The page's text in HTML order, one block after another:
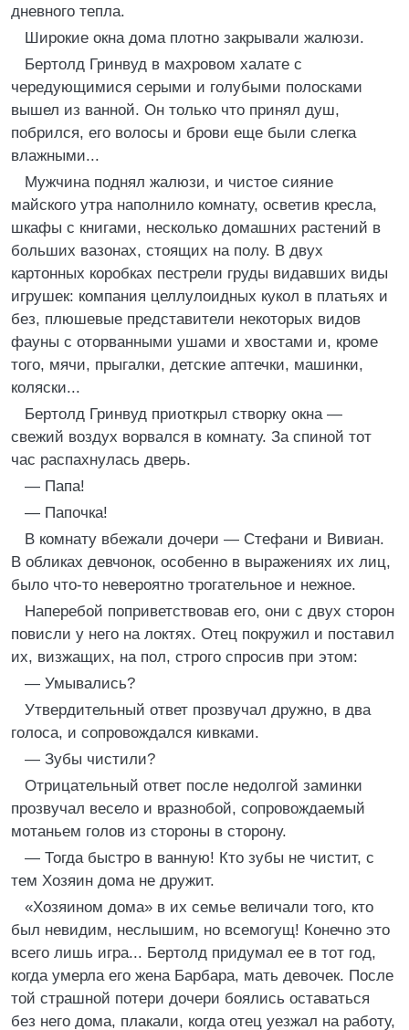
дневного тепла.
Широкие окна дома плотно закрывали жалюзи.
Бертолд Гринвуд в махровом халате с
чередующимися серыми и голубыми полосками
вышел из ванной. Он только что принял душ,
побрился, его волосы и брови еще были слегка
влажными...
Мужчина поднял жалюзи, и чистое сияние
майского утра наполнило комнату, осветив кресла,
шкафы с книгами, несколько домашних растений в
больших вазонах, стоящих на полу. В двух
картонных коробках пестрели груды видавших виды
игрушек: компания целлулоидных кукол в платьях и
без, плюшевые представители некоторых видов
фауны с оторванными ушами и хвостами и, кроме
того, мячи, прыгалки, детские аптечки, машинки,
коляски...
Бертолд Гринвуд приоткрыл створку окна —
свежий воздух ворвался в комнату. За спиной тот
час распахнулась дверь.
— Папа!
— Папочка!
В комнату вбежали дочери — Стефани и Вивиан.
В обликах девчонок, особенно в выражениях их лиц,
было что-то невероятно трогательное и нежное.
Наперебой поприветствовав его, они с двух сторон
повисли у него на локтях. Отец покружил и поставил
их, визжащих, на пол, строго спросив при этом:
— Умывались?
Утвердительный ответ прозвучал дружно, в два
голоса, и сопровождался кивками.
— Зубы чистили?
Отрицательный ответ после недолгой заминки
прозвучал весело и вразнобой, сопровождаемый
мотаньем голов из стороны в сторону.
— Тогда быстро в ванную! Кто зубы не чистит, с
тем Хозяин дома не дружит.
«Хозяином дома» в их семье величали того, кто
был невидим, неслышим, но всемогущ! Конечно это
всего лишь игра... Бертолд придумал ее в тот год,
когда умерла его жена Барбара, мать девочек. После
той страшной потери дочери боялись оставаться
без него дома, плакали, когда отец уезжал на работу,